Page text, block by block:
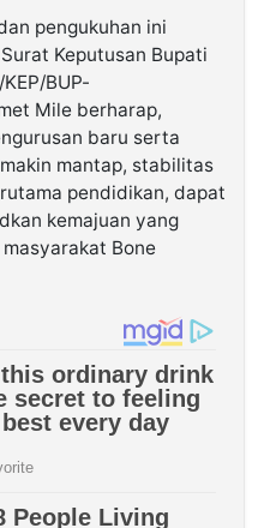
pengukuhan ini
Keputusan Bupati
BUP-
Mile berharap,
baru serta
mantap, stabilitas
pendidikan, dapat
kemajuan yang
Bone